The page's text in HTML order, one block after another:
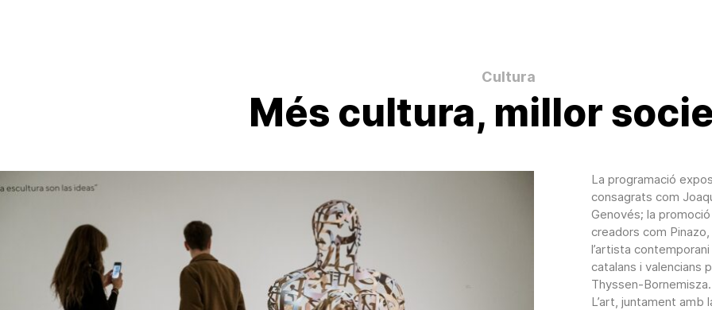
Cultura
Més cultura, millor
La programació
consagrats com
Genovés; la
creadors com
l’artista
catalans i valencians
Thyssen-Bornemisza.
L’art, juntament amb